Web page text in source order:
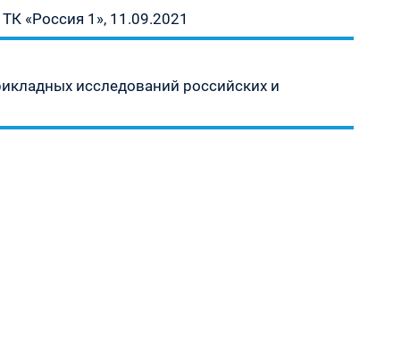
«Россия 1», 11.09.2021
исследований российских и